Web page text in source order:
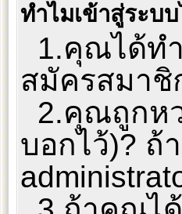
ทำไมเข้าสู่ระบ
1.คุณได้ท
สมัครสมาชิ
2.คุณถูกห
บอกไว้)? ถ้